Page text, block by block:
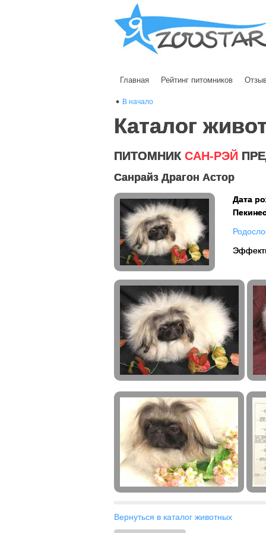
Главная Рейтинг питомников
В начало
Каталог
ПИТОМНИК САН-РЭЙ
Санрайз Драгон Астор
Дата
Вернуться в каталог животных